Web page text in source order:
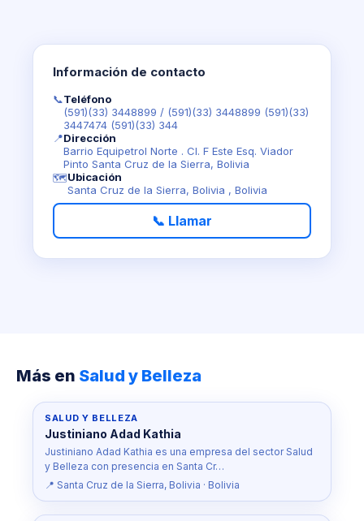
Información de contacto
📞Teléfono
(591)(33) 3448899 / (591)(33) 3448899 (591)(33)
3447474 (591)(33) 344
📍Dirección
Barrio Equipetrol Norte . Cl. F Este Esq. Viador
Pinto Santa Cruz de la Sierra, Bolivia
🗺️Ubicación
Santa Cruz de la Sierra, Bolivia , Bolivia
📞 Llamar
Más en Salud y Belleza
SALUD Y BELLEZA
Justiniano Adad Kathia
Justiniano Adad Kathia es una empresa del sector Salud
y Belleza con presencia en Santa Cr…
📍 Santa Cruz de la Sierra, Bolivia · Bolivia